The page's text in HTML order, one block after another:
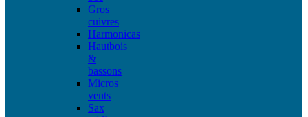
Gros
cuivres
Harmonicas
Hautbois
&
bassons
Micros
vents
Sax